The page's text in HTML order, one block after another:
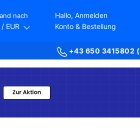
nach
/ EUR
Hallo, Anmelden
Konto & Bestellung
+43 650 3415802